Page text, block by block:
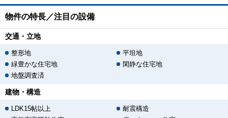
物件の特長／注目の設備
交通・立地
整形地
平坦地
緑豊かな住宅地
閑静な住宅地
地盤調査済
建物・構造
LDK15帖以上
耐震構造